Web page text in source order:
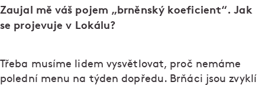
Zaujal mě váš pojem „brněnský koeficient“. Jak
se projevuje v Lokálu?
Třeba musíme lidem vysvětlovat, proč nemáme
polední menu na týden dopředu. Brňáci jsou zvyklí